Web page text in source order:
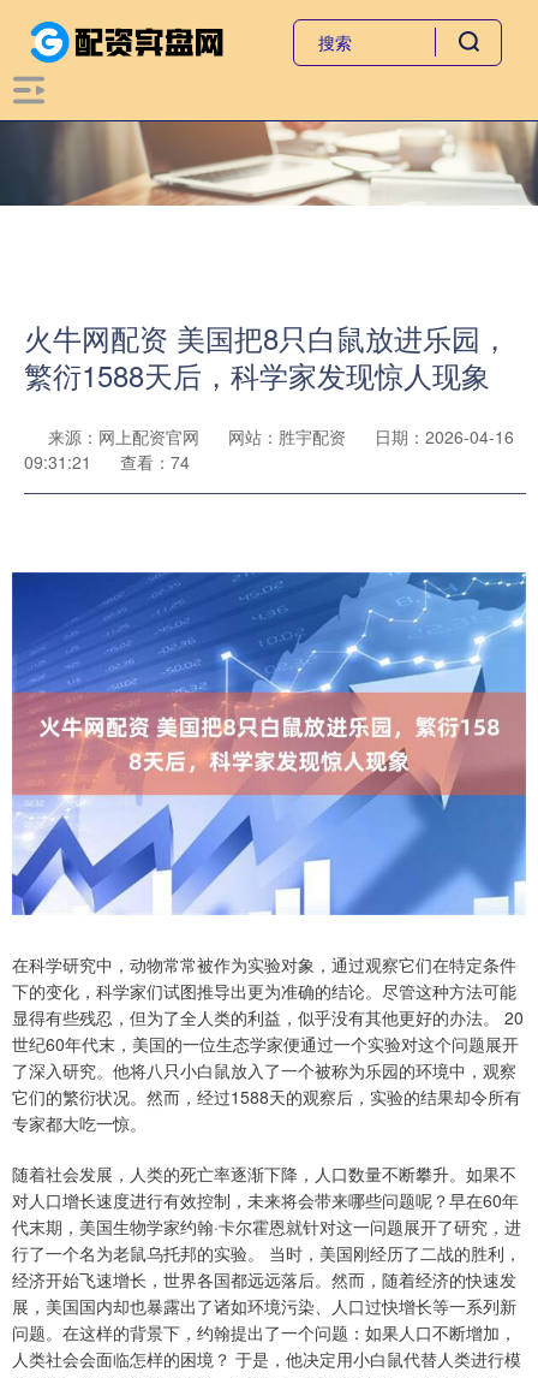
火牛网配资 美国把8只白鼠放进乐园，
繁衍1588天后，科学家发现惊人现象
来源：网上配资官网 网站：胜宇配资
日期：2026-04-16
09:31:21
查看：74
在科学研究中，动物常常被作为实验对象，通过观察它们在特定条件
下的变化，科学家们试图推导出更为准确的结论。尽管这种方法可能
显得有些残忍，但为了全人类的利益，似乎没有其他更好的办法。 20
世纪60年代末，美国的一位生态学家便通过一个实验对这个问题展开
了深入研究。他将八只小白鼠放入了一个被称为乐园的环境中，观察
它们的繁衍状况。然而，经过1588天的观察后，实验的结果却令所有
专家都大吃一惊。
随着社会发展，人类的死亡率逐渐下降，人口数量不断攀升。如果不
对人口增长速度进行有效控制，未来将会带来哪些问题呢？早在60年
代末期，美国生物学家约翰·卡尔霍恩就针对这一问题展开了研究，进
行了一个名为老鼠乌托邦的实验。 当时，美国刚经历了二战的胜利，
经济开始飞速增长，世界各国都远远落后。然而，随着经济的快速发
展，美国国内却也暴露出了诸如环境污染、人口过快增长等一系列新
问题。在这样的背景下，约翰提出了一个问题：如果人口不断增加，
人类社会会面临怎样的困境？ 于是，他决定用小白鼠代替人类进行模